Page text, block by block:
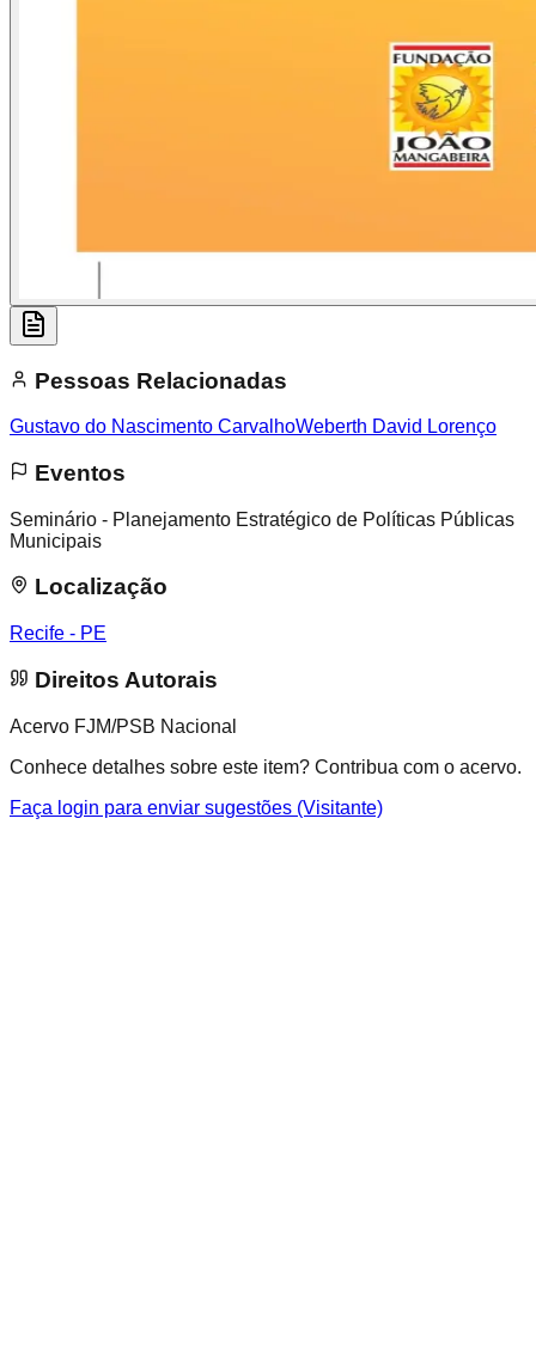
Pessoas Relacionadas
Gustavo do Nascimento CarvalhoWeberth David Lorenço
Eventos
Seminário - Planejamento Estratégico de Políticas Públicas
Municipais
Localização
Recife - PE
Direitos Autorais
Acervo FJM/PSB Nacional
Conhece detalhes sobre este item? Contribua com o acervo.
Faça login para enviar sugestões (Visitante)